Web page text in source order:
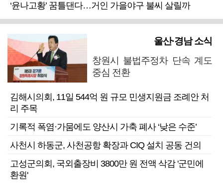
‘윤나고황’ 꿈틀댄다…거인 가을야구 불씨 살릴까
울산·경남 소식
창원시 불법주정차 단속 계도
중심 전환
김해시의회, 11일 544억 원 규모 민생지원금 조례안 처
리 주목
기록적 폭염·가뭄에도 양산시 가축 폐사 ‘낮은 수준’
사천시 하동군, 사천공항 확장과 CIQ 설치 공동 건의
고성군의회, 국외출장비 3800만 원 전액 삭감 '군민에
환원'